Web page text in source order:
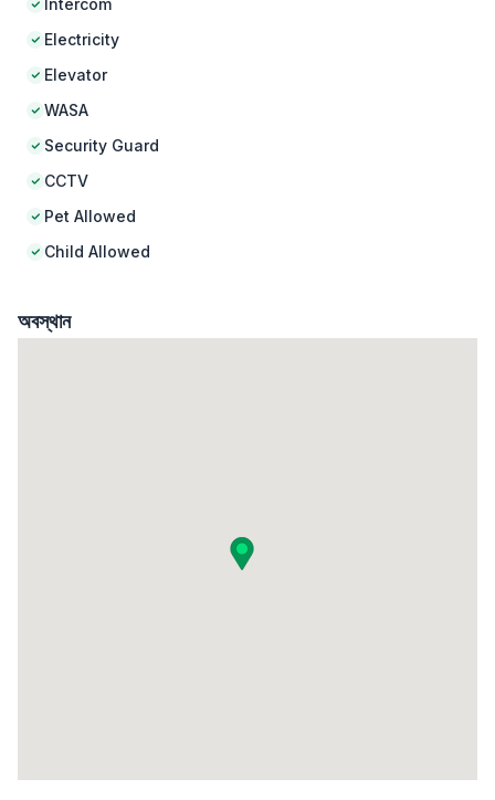
Intercom
Electricity
Elevator
WASA
Security Guard
CCTV
Pet Allowed
Child Allowed
অবস্থান